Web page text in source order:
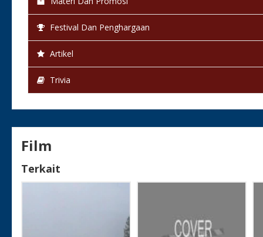
Festival Dan Penghargaan
Artikel
Trivia
Film
Terkait